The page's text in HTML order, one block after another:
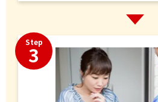
Step
3